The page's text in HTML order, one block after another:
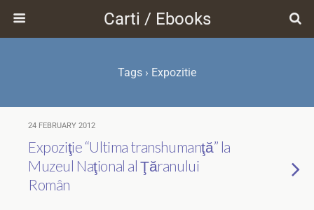
Carti / Ebooks
Tags › Expozitie
24 FEBRUARY 2012
Expoziţie “Ultima transhumanţă” la
Muzeul Naţional al Ţăranului
Român